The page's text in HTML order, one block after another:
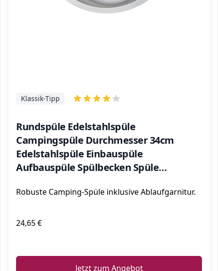
Rundspüle Edelstahlspüle
Campingspüle Durchmesser 34cm
Edelstahlspüle Einbauspüle
Aufbauspüle Spülbecken Spüle
Klassik-Tipp
Robuste Camping-Spüle inklusive Ablaufgarnitur.
24,65 €
Jetzt zum Angebot